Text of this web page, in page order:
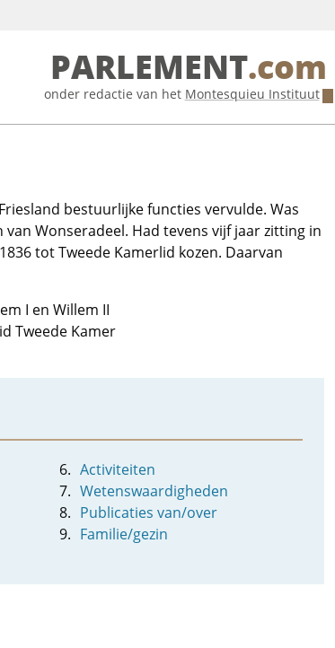
PARLEMENT.com
onder redactie van het Montesquieu Instituut
bestuurlijke functies vervulde. Was
Wonseradeel. Had tevens vijf jaar zitting in
tot Tweede Kamerlid kozen. Daarvan
I en Willem II
Tweede Kamer
Activiteiten
Wetenswaardigheden
Publicaties van/over
Familie/gezin